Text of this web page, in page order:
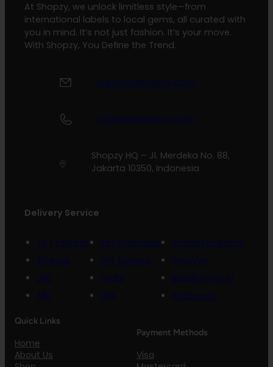
At Shopzy, we unlock limitless style—from
international labels to local gems, all curated with
you in mind. It’s not just fashion. It’s your move.
With Shopzy, You Define the Trend.
support@shopzy.com
support@shopzy.com
Shopzy HQ – Jl. Merdeka No. 88,
Jakarta 10350, Indonesia
Delivery Service
J&T Express
SiCepat
JNE
TIKI
Pos Indonesia
DHL Express
FedEx
UPS
Aramax Logistics
NinjaVan
BlueBird Parcel
GoExpress
Quick Links
Home
About Us
Payment Methods
Visa